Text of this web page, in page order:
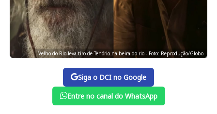
Velho do Rio leva tiro de Tenório na beira do rio - Foto: Reprodução/Globo
Siga o DCI no Google
Entre no canal do WhatsApp